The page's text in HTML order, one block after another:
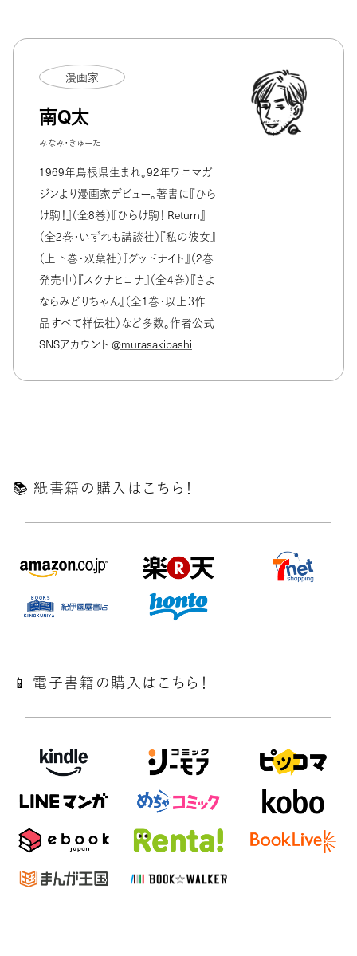
漫画家
南Q太
みなみ・きゅーた
1969年島根県生まれ。92年ワニマガ
ジンより漫画家デビュー。著書に『ひら
け駒！』（全8巻）『ひらけ駒！ Return』
（全2巻・いずれも講談社）『私の彼女』
（上下巻・双葉社）『グッドナイト』（2巻
発売中）『スクナヒコナ』（全４巻）『さよ
ならみどりちゃん』（全1巻・以上３作
品すべて祥伝社）など多数。作者公式
SNSアカウント @murasakibashi
📚️ 紙書籍の購入はこちら！
📱 電子書籍の購入はこちら！